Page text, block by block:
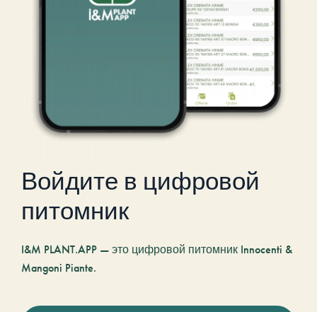
Войдите в цифровой
питомник
I&M PLANT.APP — это цифровой питомник Innocenti &
Mangoni Piante.